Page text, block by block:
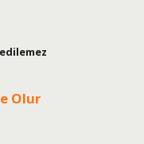
Olur